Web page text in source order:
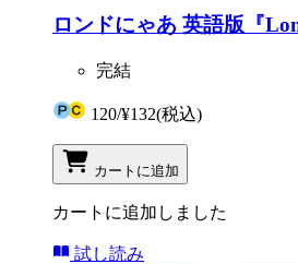
ロンドにゃあ 英語版『
完結
120/¥132(税込)
カートに追加
カートに追加しました
試し読み